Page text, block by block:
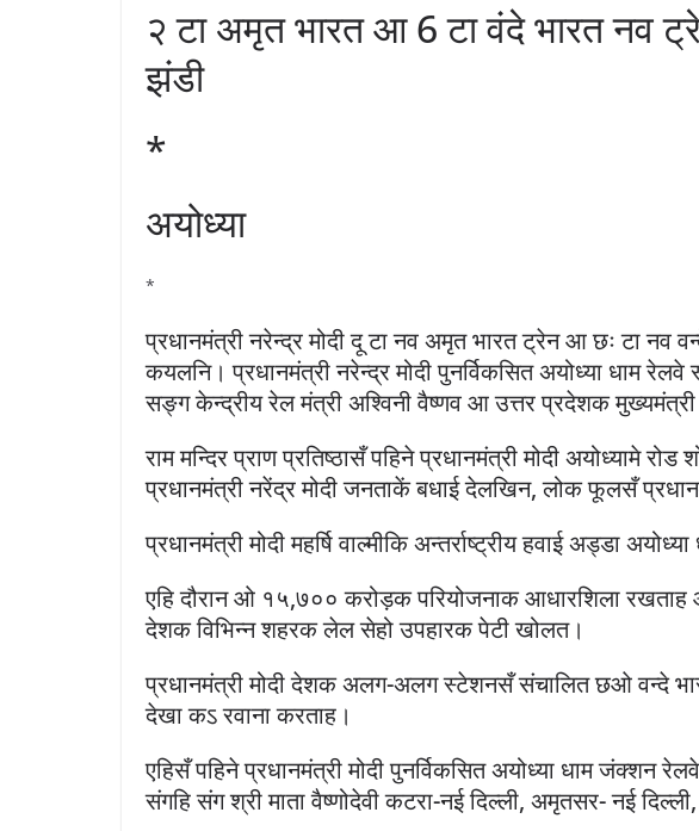
२ टा अमृत भारत आ 6 टा वंदे भारत नव
झंडी
*
अयोध्या
*
प्रधानमंत्री नरेन्द्र मोदी दू टा नव अमृत भारत ट्रेन आ छः टा नव
कयलनि। प्रधानमंत्री नरेन्द्र मोदी पुनर्विकसित अयोध्या धाम
सङ्ग केन्द्रीय रेल मंत्री अश्विनी वैष्णव आ उत्तर प्रदेशक
राम मन्दिर प्राण प्रतिष्ठासँ पहिने प्रधानमंत्री मोदी अयोध्यामे
प्रधानमंत्री नरेंद्र मोदी जनताकें बधाई देलखिन, लोक फूलसँ
प्रधानमंत्री मोदी महर्षि वाल्मीकि अन्तर्राष्ट्रीय हवाई अड्डा
एहि दौरान ओ १५,७०० करोड़क परियोजनाक आधारशिला
देशक विभिन्न शहरक लेल सेहो उपहारक पेटी खोलत।
प्रधानमंत्री मोदी देशक अलग-अलग स्टेशनसँ संचालित छओ वन्दे
देखा कऽ रवाना करताह।
एहिसँ पहिने प्रधानमंत्री मोदी पुनर्विकसित अयोध्या धाम जंक्शन
संगहि संग श्री माता वैष्णोदेवी कटरा-नई दिल्ली, अमृतसर- नई दिल्ली,